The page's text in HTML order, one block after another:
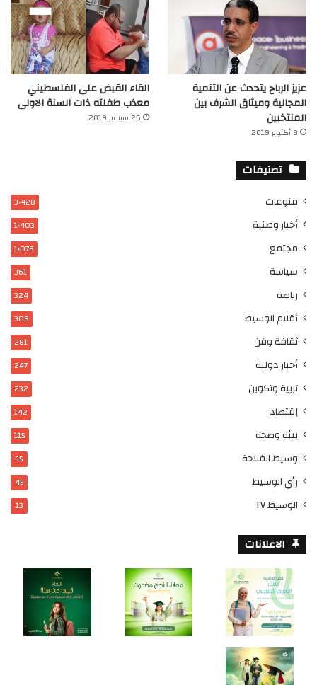
عزيز الرباح يتحدث عن التنمية
المجالية وميثاق الشرف بين
المنتخبين
8 أكتوبر 2019
القاء القبض على الفلسطيني
معذب طفلته ذات السنة الاولى
26 سبتمبر 2019
تصنيفات
منوعات 3٬428
أخبار وطنية 1٬403
مجتمع 1٬079
سياسة 361
رياضة 324
أقلام الوسيط 309
ثقافة وفن 281
أخبار دولية 247
تربية وتكوين 232
إقتصاد 142
بيئة وصحة 115
وسيط الفلاحة 55
رأي الوسيط 45
الوسيط TV 13
الاعلانات